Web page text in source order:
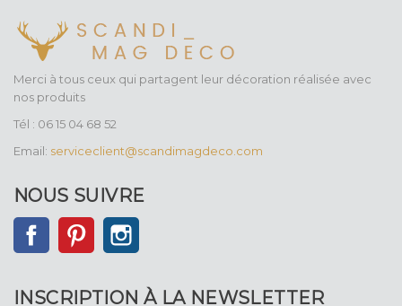
Merci à tous ceux qui partagent leur décoration réalisée avec
nos produits
Tél : 06 15 04 68 52
Email: serviceclient@scandimagdeco.com
NOUS SUIVRE
FacebookPinterest
INSCRIPTION À LA NEWSLETTER